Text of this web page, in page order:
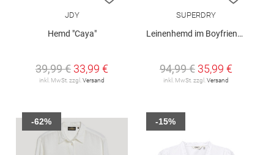
JDY
Hemd "Caya"
39,99 € 33,99 €
inkl. MwSt. zzgl.Versand
SUPERDRY
Leinenhemd im Boyfriend-Stil
94,99 € 35,99 €
inkl. MwSt. zzgl.Versand
-62% -15%